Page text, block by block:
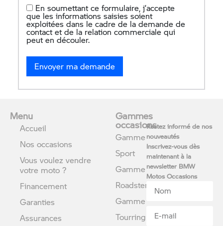
En soumettant ce formulaire, j’accepte
que les informations saisies soient
exploitées dans le cadre de la demande de
contact et de la relation commerciale qui
peut en découler.
Menu
Accueil
Nos occasions
Vous voulez vendre
votre moto ?
Financement
Garanties
Assurances
Gammes
occasions
Gamme
Sport
Gamme
Roadster
Gamme
Tourring
Restez informé de nos
nouveautés
Inscrivez-vous dès
maintenant à la
newsletter BMW
Motos Occasions